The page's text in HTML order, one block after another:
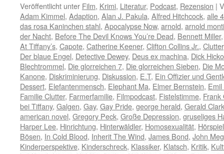
Veröffentlicht unter Film, Krimi, Literatur, Podcast, Rezension |
Adam Kimmel, Adaption, Alan J. Pakula, Alfred Hitchcock, alle
das rosa Kaninchen stahl, Apocalypse Now, arnold, arnold monti
der Nacht, Before The Devil Knows You’re Dead, Bennett Miller
At Tiffany’s, Capote, Catherine Keener, Clifton Collins Jr., Clutter
Der blaue Engel, Detective Dewey, Deus ex machina, Dick
Blechtrommel, Die glorreichen 7, Die glorreichen Sieben, Die
Kanone, Diskriminierung, Diskussion, E.T, Ein Offizier und
Dessert, Elefantenmensch, Elephant Ma, Elmer Bernstein,
Familie Clutter, Farmerfamilie, Filmpodcast, Fistelstimme, Frank
bei Tiffany, Galgen, Gay, Gay Pride, george herald, Gerald
american novel, Gregory Peck, Große Depression, gruseliges
Harper Lee, Hinrichtung, Hinterwäldler, Homosexualität, Hörspiel
Bösen, In Cold Blood, Inherit The Wind, James Bond, John
Kinderperspektive, Kinderschreck, Klassiker, Klatsch, Kritik,